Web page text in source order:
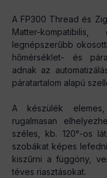
A FP300 Thread és
Matter-
legnépszerűbb
hőmérséklet- és
adnak az
páratartalom alapú
A készülék
rugalmasan
széles, kb. 120°-os
szobákat képes
kiszűrni a függöny,
téves riasztásokat.